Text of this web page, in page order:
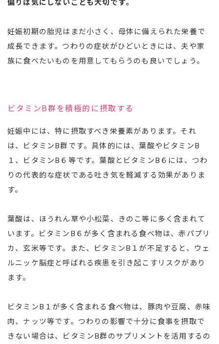
妊娠初期の胎児はまだ小さく、母体に備えられた栄養で
成長できます。つわりの症状がひどいときには、夫や家
族に食べたいものを用意してもらうのも良いでしょう。
ビタミンB群を積極的に摂取する
妊娠中には、特に摂取すべき栄養素があります。それ
は、ビタミンB群です。具体的には、葉酸やビタミンB
１、ビタミンB６等です。葉酸とビタミンB６には、つわ
りの代表的な症状である吐き気を軽減する効果がありま
す。
葉酸は、ほうれん草や小松菜、きのこ等に多く含まれて
います。ビタミンB６が多く含まれる食べ物は、赤パプリ
カ、玄米等です。また、ビタミンB１が不足すると、ウェ
ルニッケ脳症と呼ばれる疾患を引き起こすリスクがあり
ます。
ビタミンB１が多く含まれる食べ物は、豚肉や豆腐、赤味
肉、ナッツ等です。つわりの影響で十分に食事を摂取で
きない場合は、ビタミンB群のサプリメントを活用するの